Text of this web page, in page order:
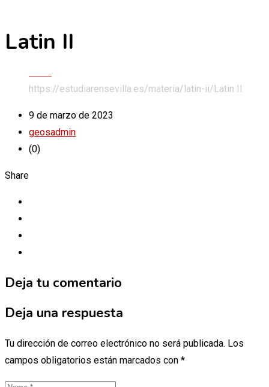
Skip
Latin II
https://estudiarensevilla.es/materia/latin-ii/Latin II
9 de marzo de 2023
geosadmin
(0)
Share
Deja tu comentario
Deja una respuesta
Tu dirección de correo electrónico no será publicada. Los
campos obligatorios están marcados con *